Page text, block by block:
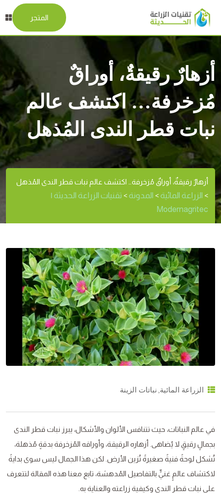
المتجر
أزهارٌ رقيقةٌ، أوراقٌ
مُزخرفة… اكتشف عالم
نبات قطر الندى المُذهل
أزهارٌ رقيقةٌ، أوراقٌ مُزخرفة… اكتشف عالم نبات قطر الندى المُذهل
> الزراعة المائية> المدونة> تقنيات الزراعة الحديثة |
Modernagritec
الزراعة المائية نباتات الزينة
في عالم النباتات، حيث تتنافس الألوان والأشكال، يبرز نبات قطر الندى
بجمالٍ رقيقٍ لا يُضاهى. أزهاره الرقيقة، وأوراقه المُزخرفة بدقةٍ مُذهلة،
تُشكل لوحةً فنيةً صغيرةً تُزين الأرض. لكن هذا الجمال ليس سوى بدايةً
لاكتشاف عالمٍ غنيٍّ بالتفاصيل المُدهشة، تابع معنا هذه المقالة لتتعرف
على نبات قطر الندى وكيفية زراعته والعناية به.